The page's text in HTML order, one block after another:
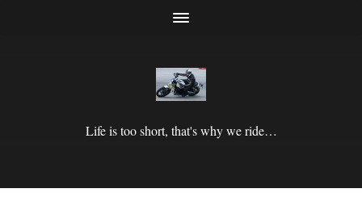
Life is too short, that's why we ride…